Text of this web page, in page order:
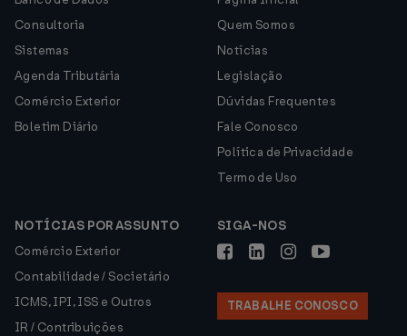
Consultoria
Sistemas
Agenda Tributária
Comércio Exterior
Boletim Diário
Quem Somos
Notícias
Legislação
Dúvidas Frequentes
Fale Conosco
Política de Privacidade
Termo de Uso
NOTÍCIAS POR ASSUNTO
Comércio Exterior
Contabilidade / Societário
ICMS, IPI, ISS e Outros
IR / Contribuições
SIGA-NOS
TRABALHE CONOSCO